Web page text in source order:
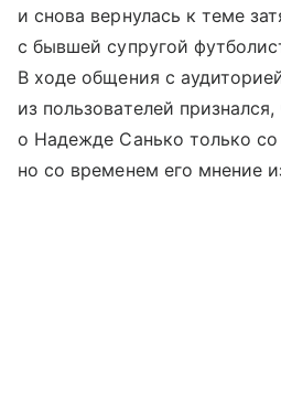
и снова вернулась к теме
с бывшей супругой
В ходе общения с
из пользователей
о Надежде Санько только
но со временем его мнение